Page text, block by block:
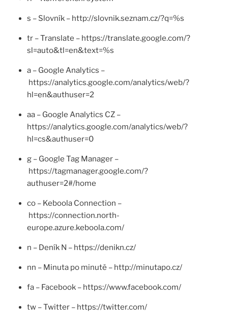
s – Slovník – http://slovnik.seznam.cz/?q=%s
tr – Translate – https://translate.google.com/?
sl=auto&tl=en&text=%s
a – Google Analytics –
https://analytics.google.com/analytics/web/?
hl=en&authuser=2
aa – Google Analytics CZ –
https://analytics.google.com/analytics/web/?
hl=cs&authuser=0
g – Google Tag Manager –
https://tagmanager.google.com/?
authuser=2#/home
co – Keboola Connection –
https://connection.north-
europe.azure.keboola.com/
n – Deník N – https://denikn.cz/
nn – Minuta po minutě – http://minutapo.cz/
fa – Facebook – https://www.facebook.com/
tw – Twitter – https://twitter.com/